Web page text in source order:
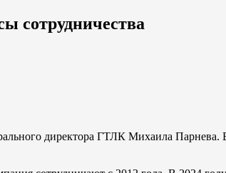
сотрудничества
директора ГТЛК Михаила